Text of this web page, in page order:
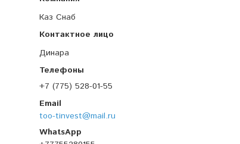
Каз Снаб
Динара
+7 (775) 528-01-55
too-tinvest@mail.ru